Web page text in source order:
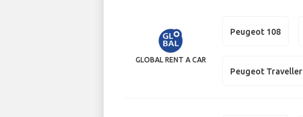
GLOBAL RENT A CAR
Peugeot 108
Peugeot Traveller